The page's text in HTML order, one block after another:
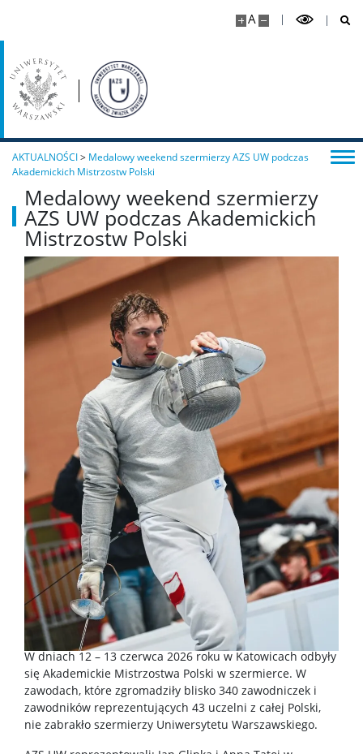
A
AKTUALNOŚCI> Medalowy weekend szermierzy AZS UW podczas
Akademickich Mistrzostw Polski
Medalowy weekend szermierzy
AZS UW podczas Akademickich
Mistrzostw Polski
W dniach 12 – 13 czerwca 2026 roku w Katowicach odbyły
się Akademickie Mistrzostwa Polski w szermierce. W
zawodach, które zgromadziły blisko 340 zawodniczek i
zawodników reprezentujących 43 uczelni z całej Polski,
nie zabrakło szermierzy Uniwersytetu Warszawskiego.